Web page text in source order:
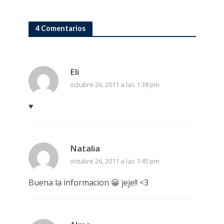
4 Comentarios
Eli
octubre 26, 2011 a las 1:38 pm
♥
Natalia
octubre 26, 2011 a las 7:45 pm
Buena la informacion 😀 jeje!! <3